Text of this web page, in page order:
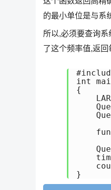
的最小单位是与系
所以,必须要查询
了这个频率值,返
int
{
}